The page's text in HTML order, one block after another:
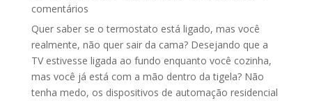
comentários
Quer saber se o termostato está ligado, mas você
realmente, não quer sair da cama? Desejando que a
TV estivesse ligada ao fundo enquanto você cozinha,
mas você já está com a mão dentro da tigela? Não
tenha medo, os dispositivos de automação residencial